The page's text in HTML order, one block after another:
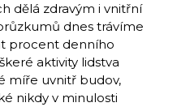
dělá zdravým i vnitřní
dnes trávíme
procent denního
aktivity lidstva
míře uvnitř budov,
nikdy v minulosti